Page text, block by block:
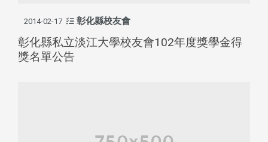
2014-02-17 彰化縣校友會
彰化縣私立淡江大學校友會102年度獎學金得
獎名單公告